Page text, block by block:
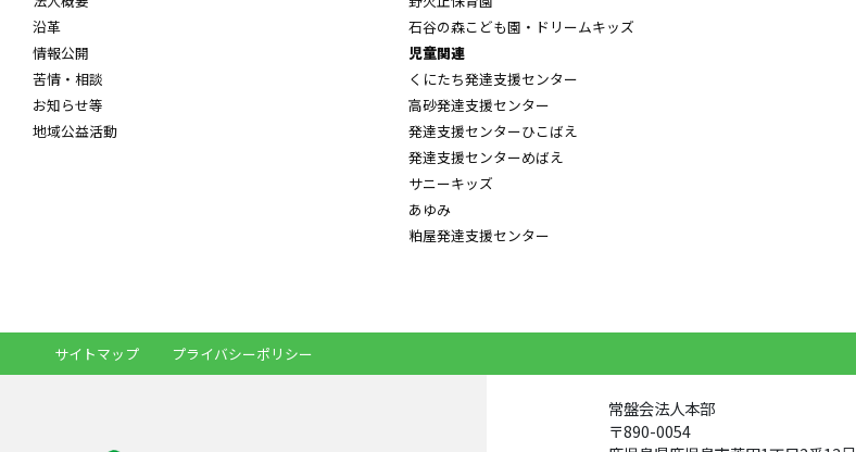
沿革
情報公開
苦情・相談
お知らせ等
地域公益活動
石谷の森こども園・ドリームキッズ
児童関連
くにたち発達支援センター
高砂発達支援センター
発達支援センターひこばえ
発達支援センターめばえ
サニーキッズ
あゆみ
粕屋発達支援センター
サイトマップ プライバシーポリシー
常盤会法人本部
〒890-0054